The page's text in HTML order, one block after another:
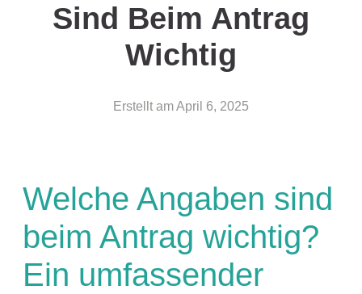
Sind Beim Antrag
Wichtig
Erstellt amApril 6, 2025
Welche Angaben sind
beim Antrag wichtig?
Ein umfassender